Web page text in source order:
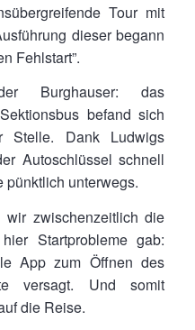
Tour mit
dieser begann
Fehlstart”.
Burghauser: das
befand sich
Stelle. Dank Ludwigs
Autoschlüssel schnell
pünktlich unterwegs.
wir zwischenzeitlich die
Startprobleme gab:
App zum Öffnen des
versagt. Und somit
die Reise.